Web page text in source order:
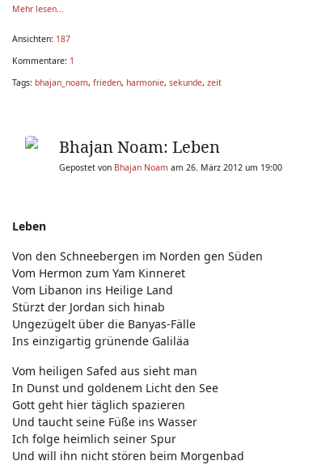
Mehr lesen...
Ansichten: 187
Kommentare: 1
Tags: bhajan_noam, frieden, harmonie, sekunde, zeit
Bhajan Noam: Leben
Gepostet von Bhajan Noam am 26. März 2012 um 19:00
Leben
Von den Schneebergen im Norden gen Süden
Vom Hermon zum Yam Kinneret
Vom Libanon ins Heilige Land
Stürzt der Jordan sich hinab
Ungezügelt über die Banyas-Fälle
Ins einzigartig grünende Galiläa
Vom heiligen Safed aus sieht man
In Dunst und goldenem Licht den See
Gott geht hier täglich spazieren
Und taucht seine Füße ins Wasser
Ich folge heimlich seiner Spur
Und will ihn nicht stören beim Morgenbad